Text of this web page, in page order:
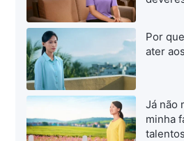
Por
ater
Já não
minha
talentos